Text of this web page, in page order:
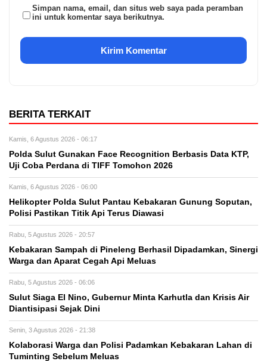
Simpan nama, email, dan situs web saya pada peramban
ini untuk komentar saya berikutnya.
BERITA TERKAIT
Kamis, 6 Agustus 2026 - 06:17
Polda Sulut Gunakan Face Recognition Berbasis Data KTP,
Uji Coba Perdana di TIFF Tomohon 2026
Kamis, 6 Agustus 2026 - 06:00
Helikopter Polda Sulut Pantau Kebakaran Gunung Soputan,
Polisi Pastikan Titik Api Terus Diawasi
Rabu, 5 Agustus 2026 - 20:57
Kebakaran Sampah di Pineleng Berhasil Dipadamkan, Sinergi
Warga dan Aparat Cegah Api Meluas
Rabu, 5 Agustus 2026 - 06:06
Sulut Siaga El Nino, Gubernur Minta Karhutla dan Krisis Air
Diantisipasi Sejak Dini
Senin, 3 Agustus 2026 - 21:38
Kolaborasi Warga dan Polisi Padamkan Kebakaran Lahan di
Tuminting Sebelum Meluas